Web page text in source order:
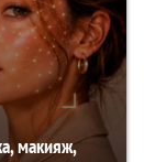
макияж,